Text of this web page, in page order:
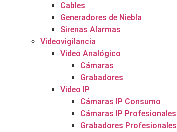
Cables
Generadores de Niebla
Sirenas Alarmas
Videovigilancia
Video Analógico
Cámaras
Grabadores
Video IP
Cámaras IP Consumo
Cámaras IP Profesionales
Grabadores Profesionales